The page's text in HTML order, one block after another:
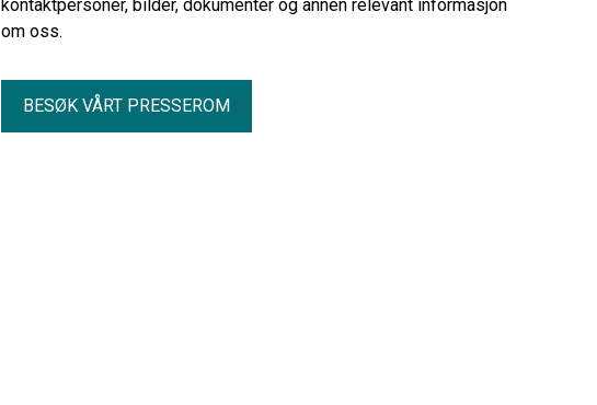
kontaktpersoner, bilder, dokumenter og annen relevant informasjon
om oss.
BESØK VÅRT PRESSEROM